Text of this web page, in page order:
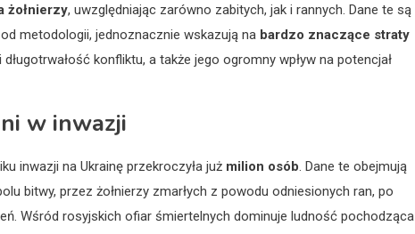
żołnierzy, uwzględniając zarówno zabitych, jak i rannych. Dane te są
metodologii, jednoznacznie wskazują na bardzo znaczące straty
konfliktu, a także jego ogromny wpływ na potencjał
w inwazji
inwazji na Ukrainę przekroczyła już milion osób. Dane te obejmują
bitwy, przez żołnierzy zmarłych z powodu odniesionych ran, po
Wśród rosyjskich ofiar śmiertelnych dominuje ludność pochodząca